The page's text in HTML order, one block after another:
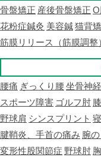
骨盤矯正 産後骨盤矯正
花粉症鍼灸 美容鍼猫背
筋膜リリース（筋膜調整
腰痛 ぎっくり腰坐骨神
スポーツ障害 ゴルフ肘
野球肩 シンスプリント
腱鞘炎、手首の痛み 腕
変形性股関節症 野球肘